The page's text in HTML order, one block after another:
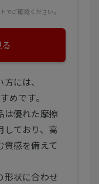
でご確認ください。
には、
めです。
は優れた摩擦
しており、高
質感を備えて
形状に合わせ